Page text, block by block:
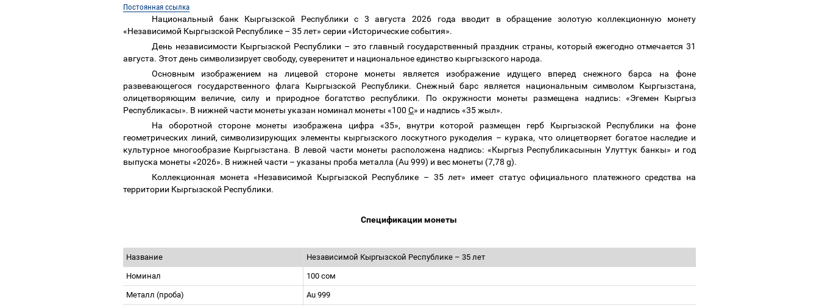
Постоянная ссылка
Национальный банк Кыргызской Республики с 3
августа 2026 года вводит в обращение золотую коллекционную монету
«Независимой Кыргызской Республике – 35 лет» серии «Исторические события».
День независимости Кыргызской Республики – это главный государственный праздник страны, который ежегодно отмечается 31
августа. Этот день символизирует свободу, суверенитет и национальное единство кыргызского народа.
Основным изображением на лицевой стороне монеты является изображение идущего вперед снежного барса на фоне
развевающегося государственного флага Кыргызской Республики. Снежный барс является национальным символом Кыргызстана,
олицетворяющим величие, силу и природное богатство республики. По окружности монеты размещена надпись: «Эгемен Кыргыз
Республикасы». В нижней части монеты указан номинал монеты «100 С» и надпись «35 жыл».
На оборотной стороне монеты изображена
цифра «35», внутри которой размещен герб Кыргызской Республики на фоне
геометрических линий, символизирующих элементы кыргызского лоскутного рукоделия – курака, что олицетворяет богатое наследие и
культурное многообразие Кыргызстана. В левой части монеты расположена надпись: «Кыргыз Республикасынын Улуттук банкы» и год
выпуска монеты «2026». В нижней части – указаны проба металла (Au 999) и вес монеты (7,78 g).
Коллекционная монета «Независимой Кыргызской Республике – 35 лет» имеет статус официального платежного средства на
территории Кыргызской Республики.
Спецификации монеты
Название Независимой Кыргызской Республике – 35 лет
Номинал 100 сом
Металл (проба) Au 999